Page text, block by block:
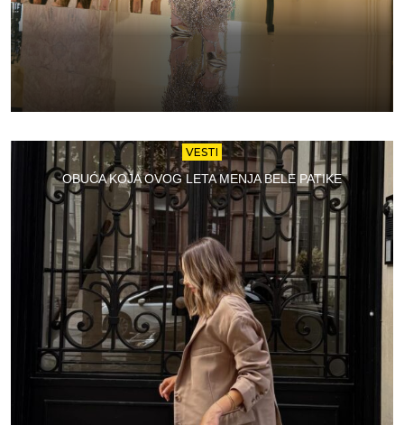
VESTI
OBUĆA KOJA OVOG LETA MENJA BELE PATIKE